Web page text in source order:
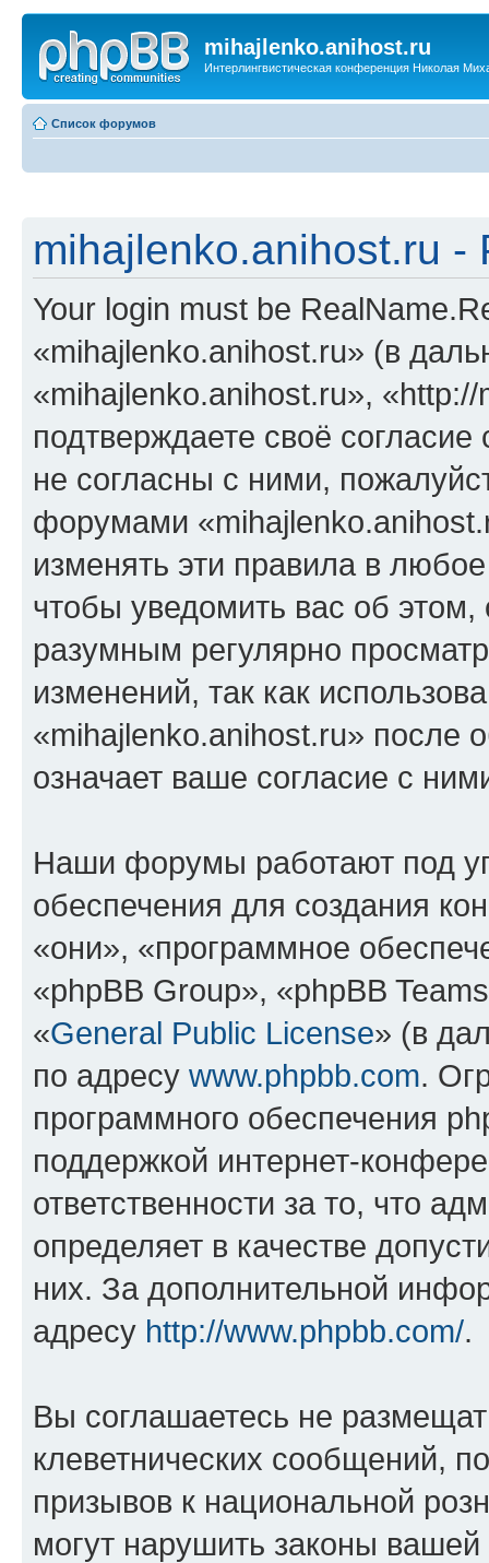
mihajlenko.anihost.ru
Интерлингвистическая конференция Николая
Список форумов
mihajlenko.anihost.ru -
Your login must be
«mihajlenko.anihost.ru» (в
«mihajlenko.anihost.ru»,
подтверждаете своё
не согласны с ними,
форумами
изменять эти правила в
чтобы уведомить вас об
разумным регулярно
изменений, так как
«mihajlenko.anihost.ru» после
означает ваше согласие с
Наши форумы работают под
обеспечения для создания
«они», «программное
«phpBB Group», «phpBB
«General Public License» (в
по адресу www.phpbb.com.
программного обеспечения
поддержкой интернет-
ответственности за то, что
определяет в качестве
них. За дополнительной
адресу http://www.phpbb.com/.
Вы соглашаетесь не
клеветнических сообщений,
призывов к национальной
могут нарушить законы